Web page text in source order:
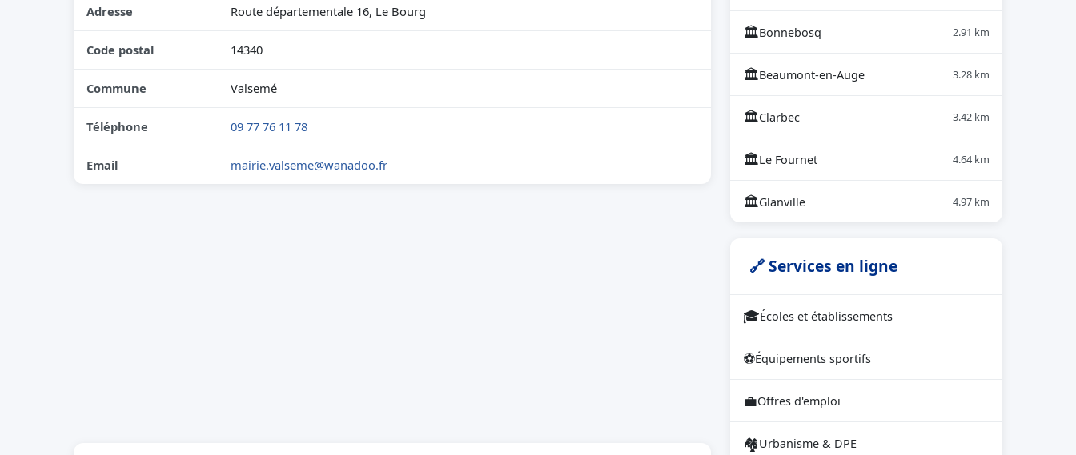
Adresse Route départementale 16, Le Bourg
Code postal 14340
Commune Valsemé
Téléphone 09 77 76 11 78
Email mairie.valseme@wanadoo.fr
🏛Bonnebosq 2.91 km
🏛Beaumont-en-Auge 3.28 km
🏛Clarbec 3.42 km
🏛Le Fournet 4.64 km
🏛Glanville 4.97 km
🔗 Services en ligne
🎓Écoles et établissements
⚽Équipements sportifs
💼Offres d'emploi
🏘Urbanisme & DPE